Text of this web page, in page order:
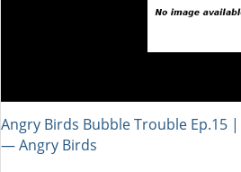
Angry Birds Bubble Trouble Ep.15
― Angry Birds